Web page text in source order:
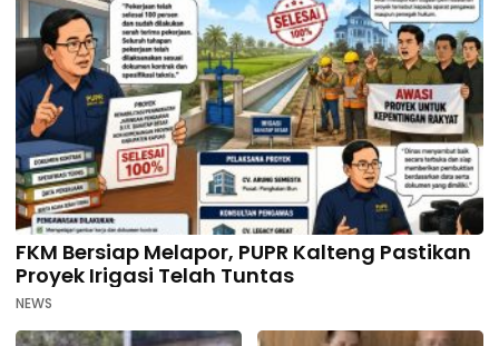
FKM Bersiap Melapor, PUPR Kalteng Pastikan
Proyek Irigasi Telah Tuntas
NEWS